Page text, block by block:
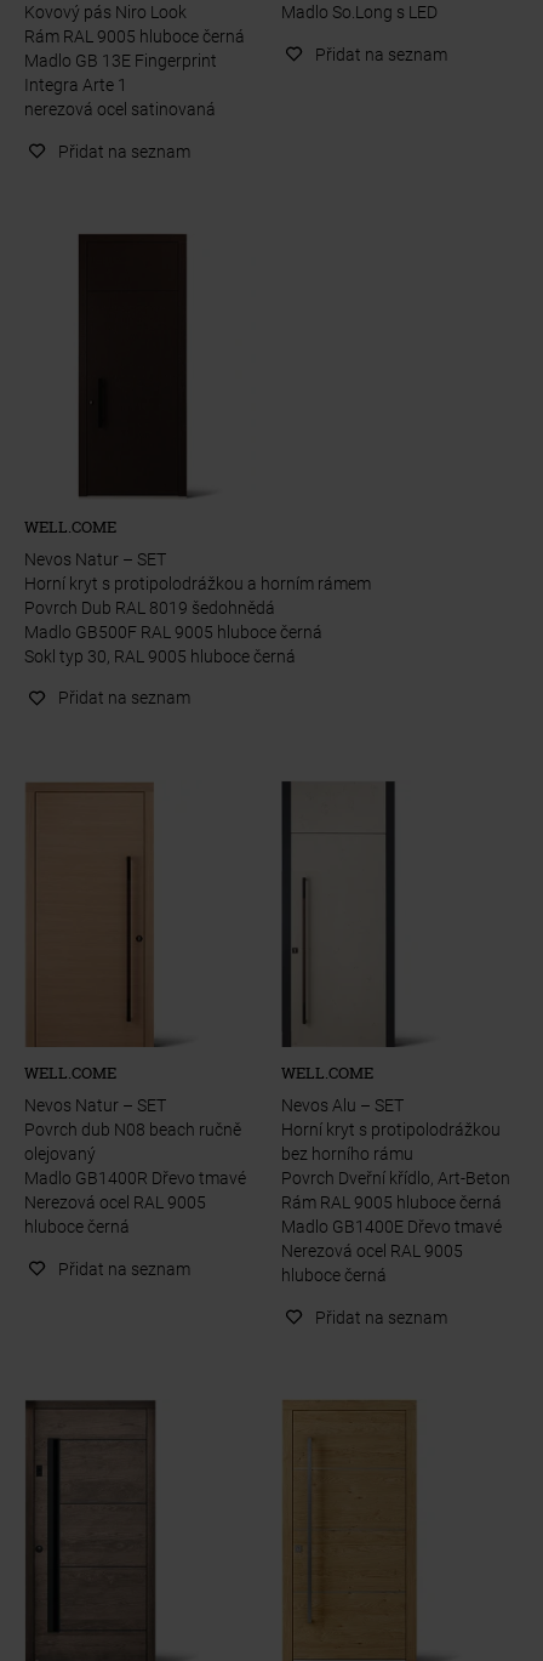
Kovový pás Niro Look
Rám RAL 9005 hluboce černá
Madlo GB 13E Fingerprint
Integra Arte 1
nerezová ocel satinovaná
Přidat na seznam
Madlo So.Long s LED
Přidat na seznam
WELL.COME
Nevos Natur – SET
Horní kryt s protipolodrážkou a horním rámem
Povrch Dub RAL 8019 šedohnědá
Madlo GB500F RAL 9005 hluboce černá
Sokl typ 30, RAL 9005 hluboce černá
Přidat na seznam
WELL.COME
Nevos Natur – SET
Povrch dub N08 beach ručně
olejovaný
Madlo GB1400R Dřevo tmavé
Nerezová ocel RAL 9005
hluboce černá
Přidat na seznam
WELL.COME
Nevos Alu – SET
Horní kryt s protipolodrážkou
bez horního rámu
Povrch Dveřní křídlo, Art-Beton
Rám RAL 9005 hluboce černá
Madlo GB1400E Dřevo tmavé
Nerezová ocel RAL 9005
hluboce černá
Přidat na seznam